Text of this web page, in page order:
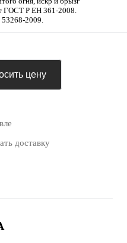
ГОСТ Р ЕН 361-2008.
2009.
цену
доставку